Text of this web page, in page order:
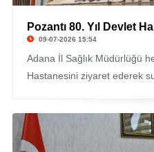
Pozantı 80. Yıl Devlet
09-07-2026 15:54
Adana İl Sağlık Müdürlüğü
Hastanesini ziyaret ederek